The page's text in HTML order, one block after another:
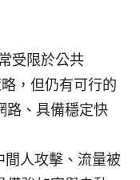
受限於公共
，但仍有可行的
路、具備穩定快
間人攻擊、流量被